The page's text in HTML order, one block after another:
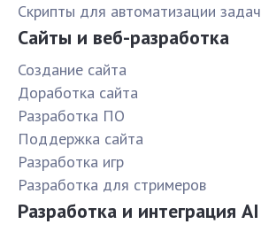
Скрипты для автоматизации задач
Сайты и веб-разработка
Создание сайта
Доработка сайта
Разработка ПО
Поддержка сайта
Разработка игр
Разработка для стримеров
Разработка и интеграция AI